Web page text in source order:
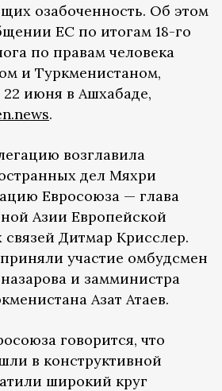
озабоченность. Об этом
ЕС по итогам 18-го
по правам человека
и Туркменистаном,
июня в Ашхабаде,
.
возглавила
дел Мяхри
Евросоюза — глава
Азии Европейской
Дитмар Крисслер.
участие омбудсмен
и замминистра
Азат Атаев.
говорится, что
в конструктивной
широкий круг